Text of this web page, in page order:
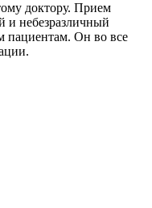
доктору. Прием
небезразличный
пациентам. Он во все